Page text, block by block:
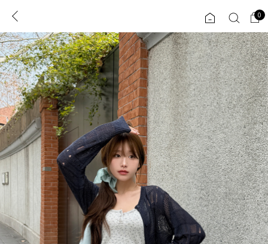
로그인 0
ENG
TW
JP
콘텐츠 리뷰 & 혜택 플러스핏 회원혜택 입
CATEGORY COMMUNITY
도착보장⚡
인플루언서 pick!
신상 5%
베스트
ALL
익스클루시브
아우터
티셔츠
0